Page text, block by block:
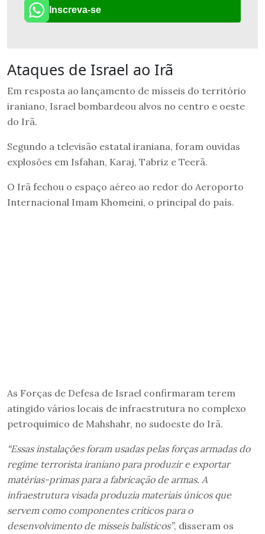
Inscreva-se
Ataques de Israel ao Irã
Em resposta ao lançamento de mísseis do território
iraniano, Israel bombardeou alvos no centro e oeste
do Irã.
Segundo a televisão estatal iraniana, foram ouvidas
explosões em Isfahan, Karaj, Tabriz e Teerã.
O Irã fechou o espaço aéreo ao redor do Aeroporto
Internacional Imam Khomeini, o principal do país.
As Forças de Defesa de Israel confirmaram terem
atingido vários locais de infraestrutura no complexo
petroquímico de Mahshahr, no sudoeste do Irã.
“Essas instalações foram usadas pelas forças armadas do
regime terrorista iraniano para produzir e exportar
matérias-primas para a fabricação de armas. A
infraestrutura visada produzia materiais únicos que
servem como componentes críticos para o
desenvolvimento de mísseis balísticos”, disseram os